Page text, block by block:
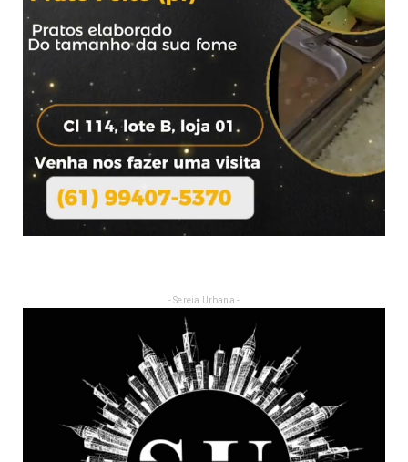
- Sereia Urbana -